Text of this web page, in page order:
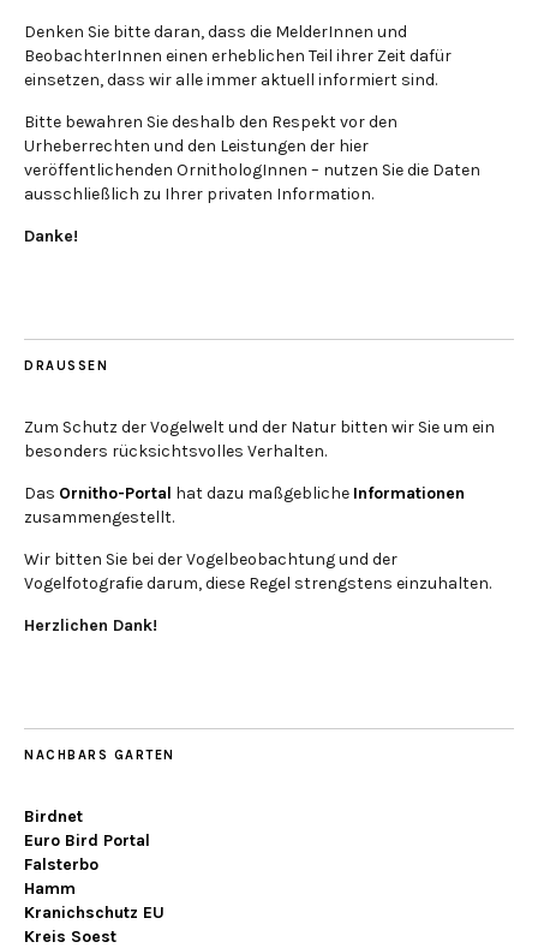
Denken Sie bitte daran, dass die MelderInnen und
BeobachterInnen einen erheblichen Teil ihrer Zeit dafür
einsetzen, dass wir alle immer aktuell informiert sind.
Bitte bewahren Sie deshalb den Respekt vor den
Urheberrechten und den Leistungen der hier
veröffentlichenden OrnithologInnen – nutzen Sie die Daten
ausschließlich zu Ihrer privaten Information.
Danke!
DRAUSSEN
Zum Schutz der Vogelwelt und der Natur bitten wir Sie um ein
besonders rücksichtsvolles Verhalten.
Das Ornitho-Portal hat dazu maßgebliche Informationen
zusammengestellt.
Wir bitten Sie bei der Vogelbeobachtung und der
Vogelfotografie darum, diese Regel strengstens einzuhalten.
Herzlichen Dank!
NACHBARS GARTEN
Birdnet
Euro Bird Portal
Falsterbo
Hamm
Kranichschutz EU
Kreis Soest